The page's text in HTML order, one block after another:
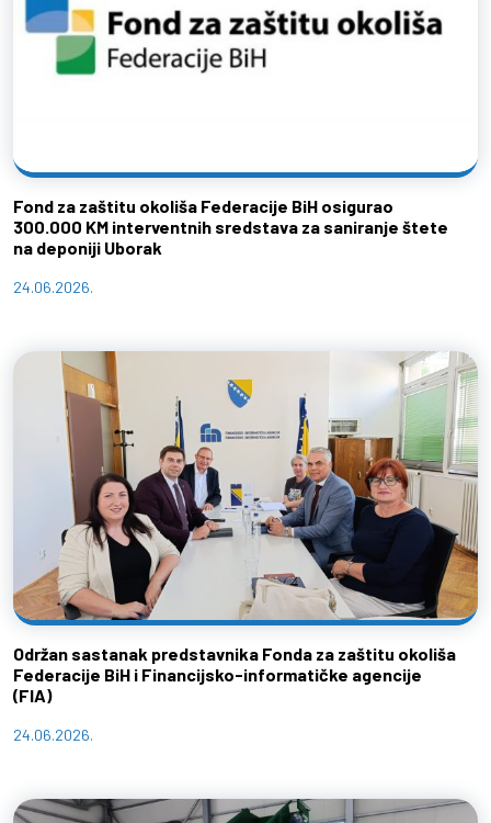
Fond za zaštitu okoliša Federacije BiH osigurao
300.000 KM interventnih sredstava za saniranje štete
na deponiji Uborak
24.06.2026.
Održan sastanak predstavnika Fonda za zaštitu okoliša
Federacije BiH i Financijsko-informatičke agencije
(FIA)
24.06.2026.